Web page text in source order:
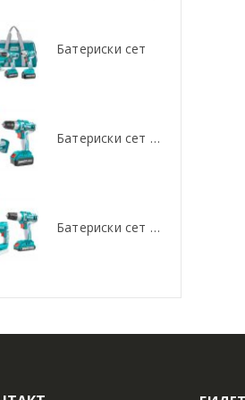
Батериски сет
Батериски сет Брусалица и Бормашина 20V
Батериски сет Ротирачки Чекан и Бормашина 20V